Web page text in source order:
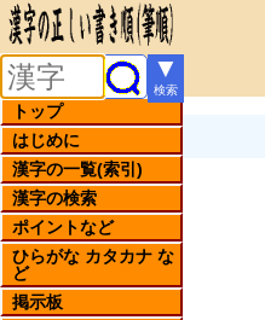
▼
検索
トップ
はじめに
漢字の一覧(索引)
漢字の検索
ポイントなど
ひらがな カタカナ な
ど
掲示板